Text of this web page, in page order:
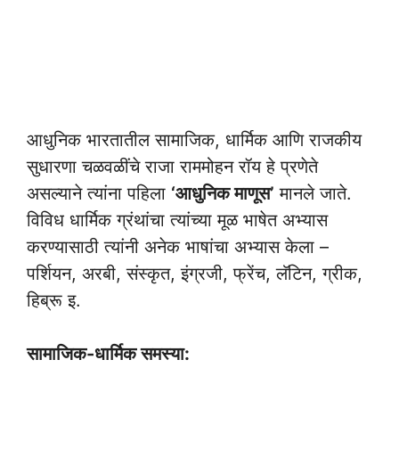
आधुनिक भारतातील सामाजिक, धार्मिक आणि राजकीय
सुधारणा चळवळींचे राजा राममोहन रॉय हे प्रणेते
असल्याने त्यांना पहिला ‘आधुनिक माणूस’ मानले जाते.
विविध धार्मिक ग्रंथांचा त्यांच्या मूळ भाषेत अभ्यास
करण्यासाठी त्यांनी अनेक भाषांचा अभ्यास केला –
पर्शियन, अरबी, संस्कृत, इंग्रजी, फ्रेंच, लॅटिन, ग्रीक,
हिब्रू इ.
सामाजिक-धार्मिक समस्या: